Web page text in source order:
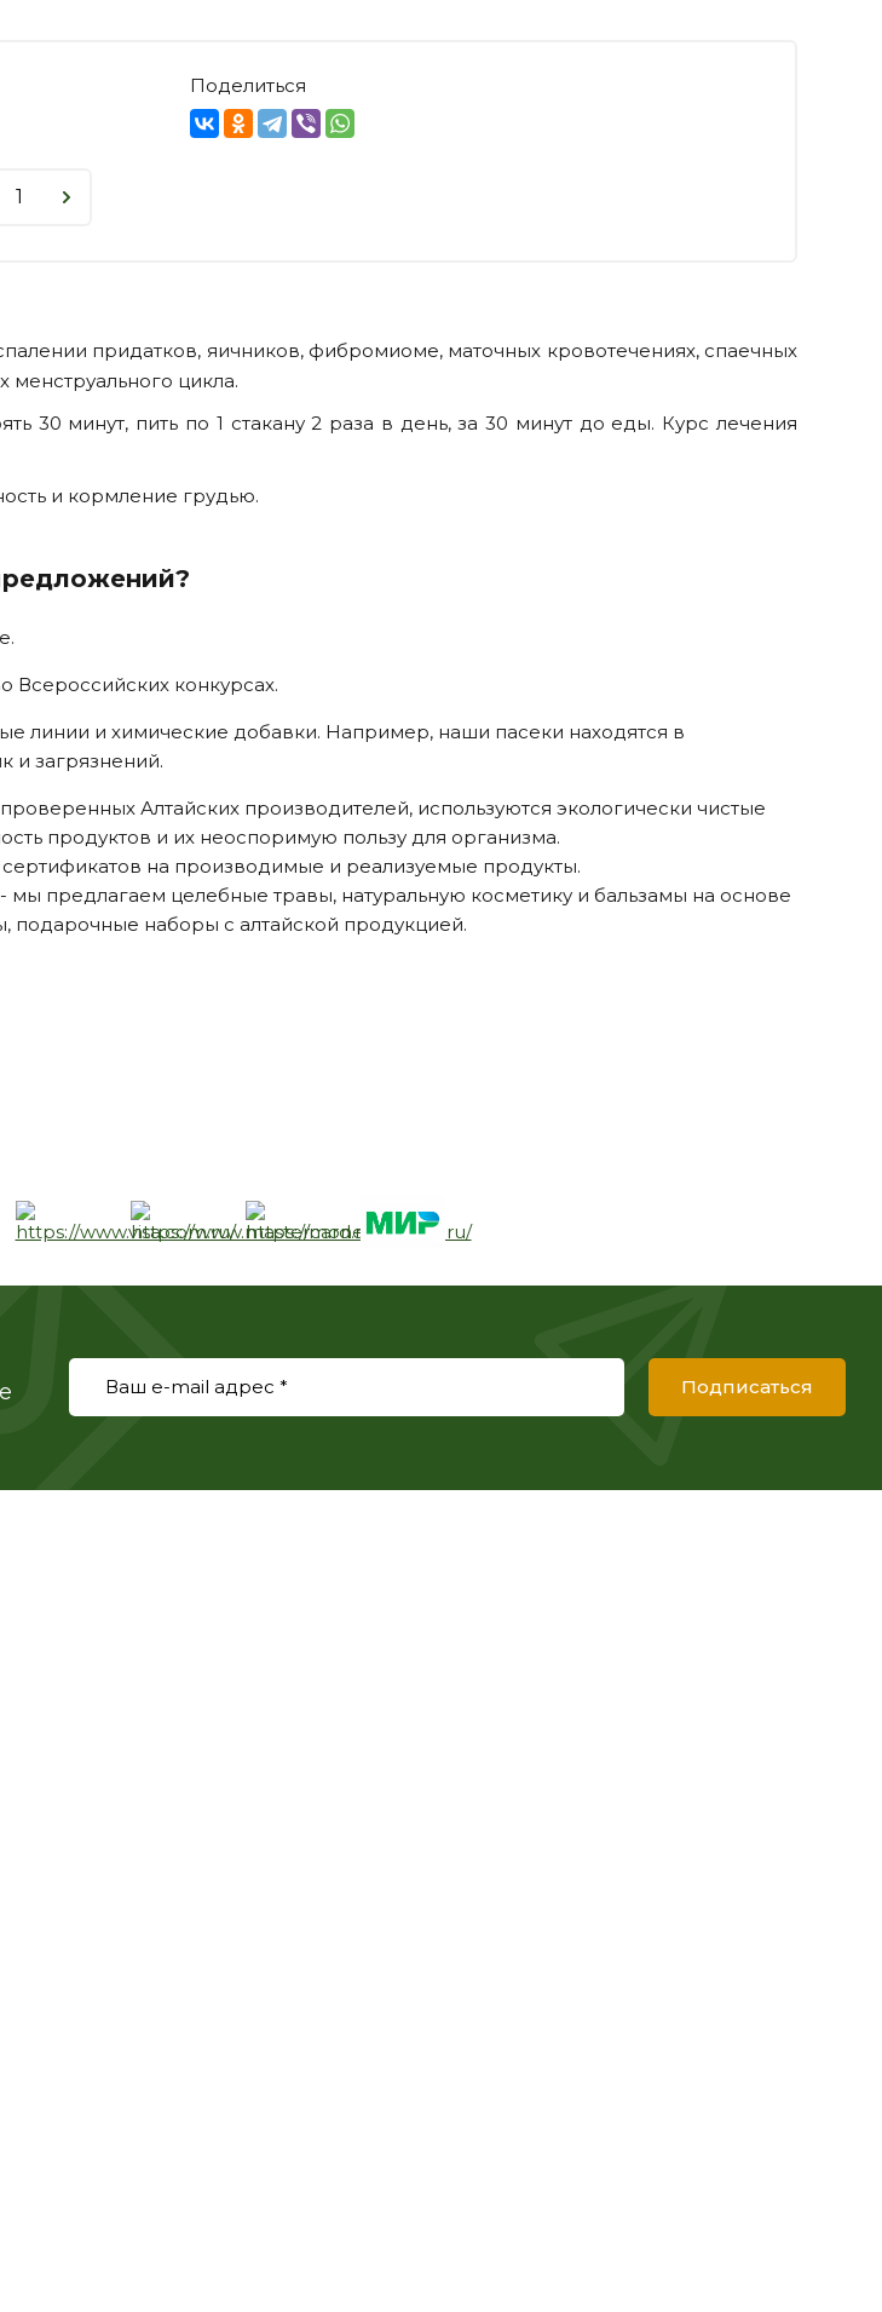
Поделиться
придатков, яичников, фибромиоме, маточных кровотечениях, спаечных
цикла.
30 минут, пить по 1 стакану 2 раза в день, за 30 минут до еды. Курс лечения
и кормление грудью.
Всероссийских конкурсах.
линии и химические добавки. Например, наши пасеки находятся в
и загрязнений.
Алтайских производителей, используются экологически чистые
продуктов и их неоспоримую пользу для организма.
на производимые и реализуемые продукты.
предлагаем целебные травы, натуральную косметику и бальзамы на основе
подарочные наборы с алтайской продукцией.
Подписаться